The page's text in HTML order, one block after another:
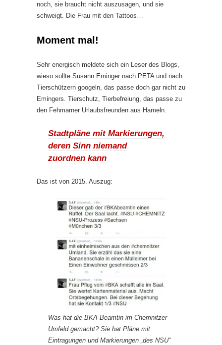
noch, sie braucht nicht auszusagen, und sie
schweigt. Die Frau mit den Tattoos…
Moment mal!
Sehr energisch meldete sich ein Leser des Blogs,
wieso sollte Susann Eminger nach PETA und nach
Tierschützern googeln, das passe doch gar nicht zu
Emingers. Tierschutz, Tierbefreiung, das passe zu
den Fehmarner Urlaubsfreunden aus Hameln.
Stadtpläne mit Markierungen,
deren Sinn niemand
zuordnen kann
Das ist von 2015. Auszug:
Was hat die BKA-Beamtin im Chemnitzer
Umfeld gemacht? Sie hat Pläne mit
Eintragungen und Markierungen „des NSU“